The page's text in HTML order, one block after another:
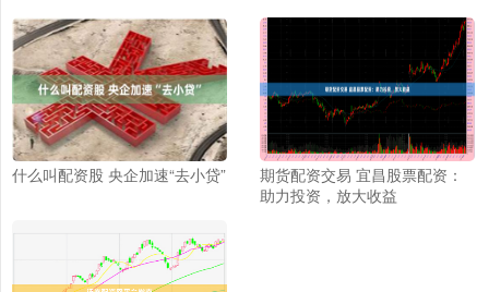
什么叫配资股 央企加速“去小贷”
期货配资交易 宜昌股票配资：
助力投资，放大收益